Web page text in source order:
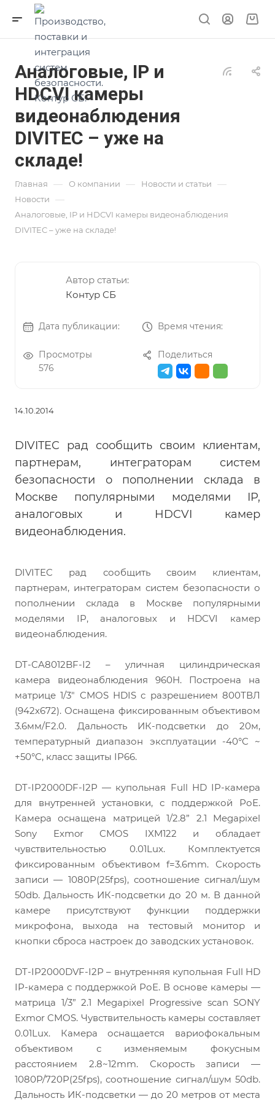
Аналоговые, IP и
HDCVI камеры
видеонаблюдения
DIVITEC – уже на
складе!
Главная — О компании — Новости и статьи —
Новости —
Аналоговые, IP и HDCVI камеры видеонаблюдения
DIVITEC – уже на складе!
Автор статьи:
Контур СБ
Дата публикации: Время чтения:
Просмотры
576
Поделиться
14.10.2014
DIVITEC рад сообщить своим клиентам,
партнерам, интеграторам систем
безопасности о пополнении склада в
Москве популярными моделями IP,
аналоговых и HDCVI камер
видеонаблюдения.
DIVITEC рад сообщить своим клиентам,
партнерам, интеграторам систем безопасности о
пополнении склада в Москве популярными
моделями IP, аналоговых и HDCVI камер
видеонаблюдения.
DT-CA8012BF-I2 – уличная цилиндрическая
камера видеонаблюдения 960H. Построена на
матрице 1/3″ CMOS HDIS с разрешением 800ТВЛ
(942х672). Оснащена фиксированным объективом
3.6мм/F2.0. Дальность ИК-подсветки до 20м,
температурный диапазон эксплуатации -40°C ~
+50°C, класс защиты IP66.
DT-IP2000DF-I2P — купольная Full HD IP-камера
для внутренней установки, с поддержкой РоЕ.
Камера оснащена матрицей 1/2.8” 2.1 Megapixel
Sony Exmor CMOS IXM122 и обладает
чувствительностью 0.01Lux. Комплектуется
фиксированным объективом f=3.6mm. Скорость
записи — 1080P(25fps), соотношение сигнал/шум
50db. Дальность ИК-подсветки до 20 м. В данной
камере присутствуют функции поддержки
микрофона, выхода на тестовый монитор и
кнопки сброса настроек до заводских установок.
DT-IP2000DVF-I2P – внутренняя купольная Full HD
IP-камера с поддержкой РоЕ. В основе камеры —
матрица 1/3” 2.1 Megapixel Progressive scan SONY
Exmor CMOS. Чувствительность камеры составляет
0.01Lux. Камера оснащается вариофокальным
объективом с изменяемым фокусным
расстоянием 2.8~12mm. Скорость записи —
1080P/720P(25fps), соотношение сигнал/шум 50db.
Дальность ИК-подсветки — до 20 метров от места